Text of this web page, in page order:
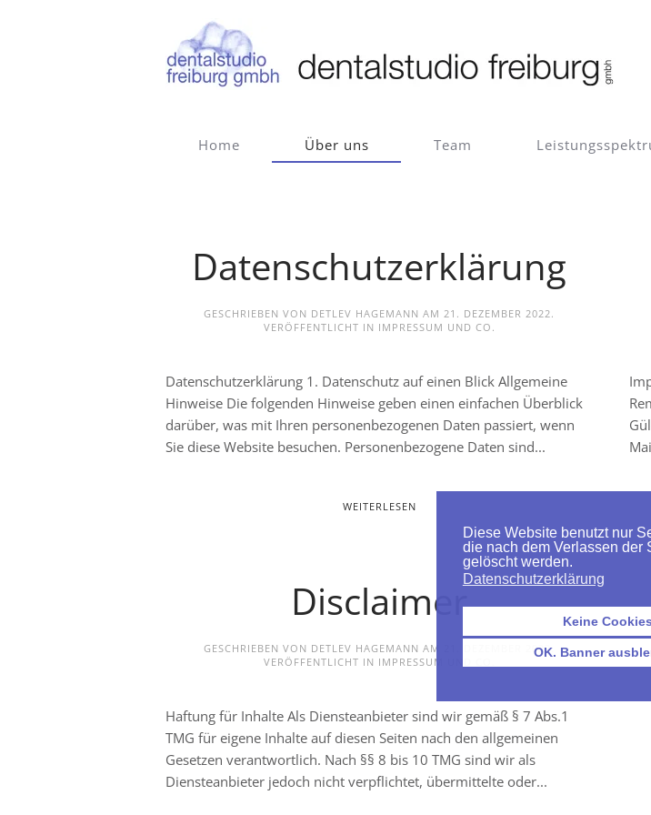
Diese Website benutzt nur
die nach dem Verlassen der
gelöscht werden.
Datenschutzerklärung
Keine Cookies
OK. Banner
Zum Hauptinhalt springen
Home Über uns Team
Datenschutzerklärung
GESCHRIEBEN VON DETLEV HAGEMANN AM 21. DEZEMBER 2022.
VERÖFFENTLICHT IN IMPRESSUM UND CO .
Datenschutzerklärung 1. Datenschutz auf einen Blick Allgemeine
Hinweise Die folgenden Hinweise geben einen einfachen Überblick
darüber, was mit Ihren personenbezogenen Daten passiert, wenn
Sie diese Website besuchen. Personenbezogene Daten sind...
WEITERLESEN
Disclaimer
GESCHRIEBEN VON DETLEV HAGEMANN AM 21. DEZEMBER 2022.
VERÖFFENTLICHT IN IMPRESSUM UND CO
Haftung für Inhalte Als Diensteanbieter sind wir gemäß § 7 Abs.1
TMG für eigene Inhalte auf diesen Seiten nach den allgemeinen
Gesetzen verantwortlich. Nach §§ 8 bis 10 TMG sind wir als
Diensteanbieter jedoch nicht verpflichtet, übermittelte oder...